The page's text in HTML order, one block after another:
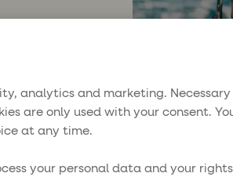
analytics and marketing. Necessary
are only used with your consent.
at any time.
your personal data and your
din